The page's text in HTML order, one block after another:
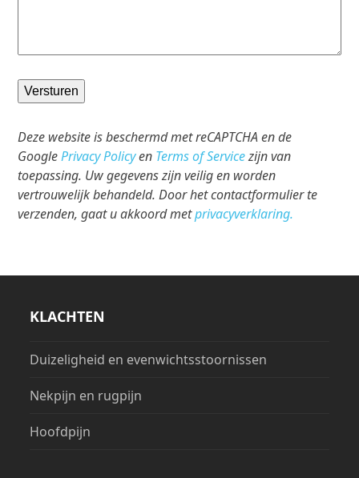
Versturen
Deze website is beschermd met reCAPTCHA en de
GooglePrivacy Policyen Terms of Servicezijn van
toepassing. Uw gegevens zijn veilig en worden
vertrouwelijk behandeld. Door het contactformulier te
verzenden, gaat u akkoord metprivacyverklaring.
KLACHTEN
Duizeligheid en evenwichtsstoornissen
Nekpijn en rugpijn
Hoofdpijn